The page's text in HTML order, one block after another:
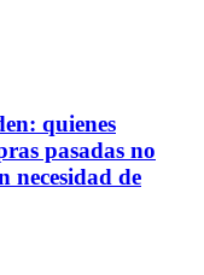
quienes
pasadas no
necesidad de